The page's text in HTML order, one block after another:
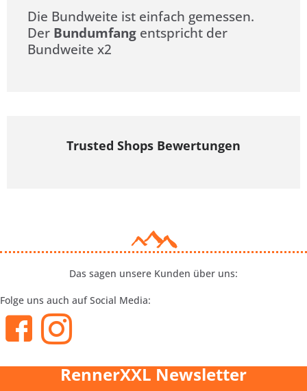
Die Bundweite ist einfach gemessen.
Der Bundumfang entspricht der
Bundweite x2
Trusted Shops Bewertungen
Das sagen unsere Kunden über uns:
Folge uns auch auf Social Media:
RennerXXL Newsletter